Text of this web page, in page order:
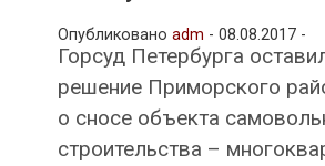
Опубликовано adm - 08.08.2017 -
Горсуд Петербурга
решение Приморского
о сносе объекта
строительства –